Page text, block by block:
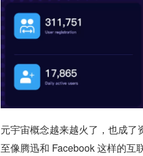
元宇宙概念越来越火了，也成
至像腾迅和 Facebook 这样的互